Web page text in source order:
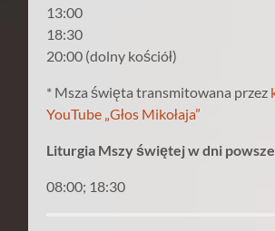
13:00
18:30
20:00 (dolny kościół)
* Msza święta transmitowana przez
YouTube „Głos Mikołaja”
Liturgia Mszy świętej w dni
08:00; 18:30